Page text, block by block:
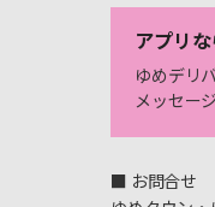
アプリ
ゆめデリ
メッセー
■ お問合せ